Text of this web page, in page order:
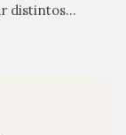
distintos